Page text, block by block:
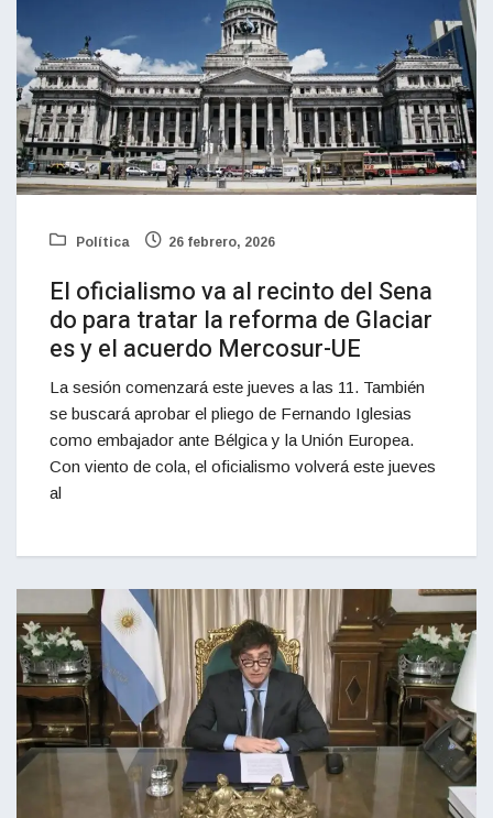
Política 26 febrero, 2026
El oficialismo va al recinto del Sena
do para tratar la reforma de Glaciar
es y el acuerdo Mercosur-UE
La sesión comenzará este jueves a las 11. También
se buscará aprobar el pliego de Fernando Iglesias
como embajador ante Bélgica y la Unión Europea.
Con viento de cola, el oficialismo volverá este jueves
al